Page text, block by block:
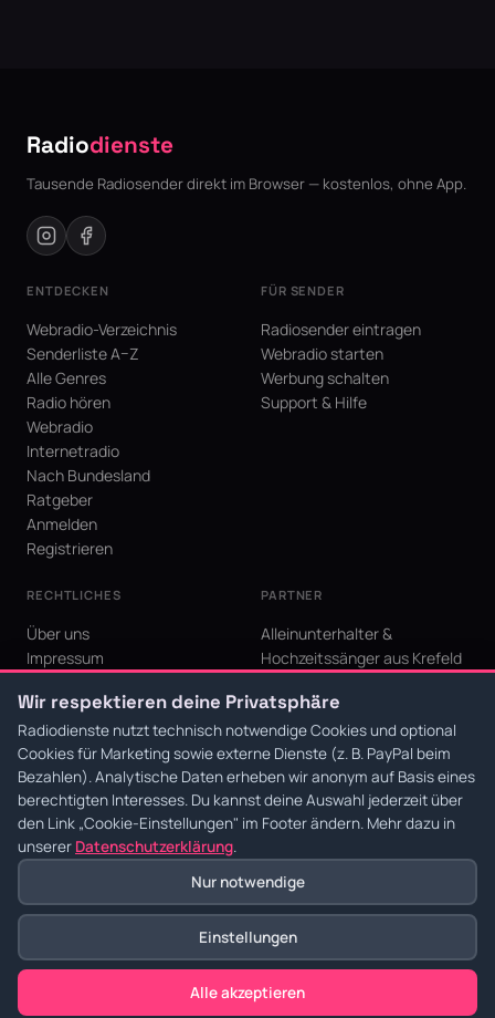
Radiodienste
Tausende Radiosender direkt im Browser — kostenlos, ohne App.
ENTDECKEN
Webradio-Verzeichnis
Senderliste A–Z
Alle Genres
Radio hören
Webradio
Internetradio
Nach Bundesland
Ratgeber
Anmelden
Registrieren
FÜR SENDER
Radiosender eintragen
Webradio starten
Werbung schalten
Support & Hilfe
RECHTLICHES
Über uns
Impressum
AGB
Cookie-Einstellungen
PARTNER
Alleinunterhalter &
Hochzeitssänger aus Krefeld
Krefeld für den Niederrhein
© 2026 Radiodienste. Alle Rechte vorbehalten.·Datenschutz·AGB·
Impressum
Wir respektieren deine Privatsphäre
Radiodienste nutzt technisch notwendige Cookies und optional
Cookies für Marketing sowie externe Dienste (z. B. PayPal beim
Bezahlen). Analytische Daten erheben wir anonym auf Basis eines
berechtigten Interesses. Du kannst deine Auswahl jederzeit über
den Link „Cookie-Einstellungen" im Footer ändern. Mehr dazu in
unserer Datenschutzerklärung.
Nur notwendige
Einstellungen
Alle akzeptieren